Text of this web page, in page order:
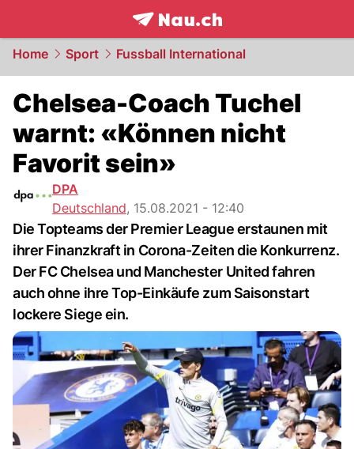
frontpage.NAU.ch
Home Sport Fussball International
Chelsea-Coach Tuchel
warnt: «Können nicht
Favorit sein»
DPA
Deutschland, 15.08.2021 - 12:40
Die Topteams der Premier League erstaunen mit
ihrer Finanzkraft in Corona-Zeiten die Konkurrenz.
Der FC Chelsea und Manchester United fahren
auch ohne ihre Top-Einkäufe zum Saisonstart
lockere Siege ein.